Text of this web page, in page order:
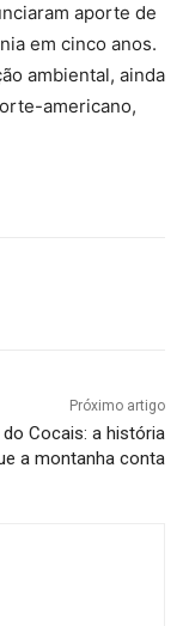
aporte de
em cinco anos.
ambiental, ainda
americano,
Próximo artigo
do Cocais: a história
a montanha conta